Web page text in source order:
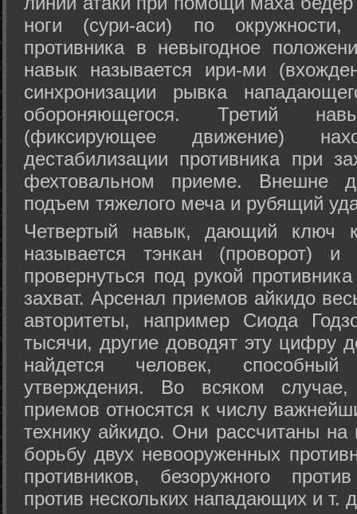
ноги (сури-аси) по
противника в невыгодное
навык называется ири-ми
синхронизации рывка
обороняющегося. Третий
(фиксирующее движение)
дестабилизации противника при
фехтовальном приеме. Внешне
подъем тяжелого меча и рубящий
Четвертый навык, дающий ключ
называется тэнкан (проворот)
провернуться под рукой
захват. Арсенал приемов айкидо
авторитеты, например Сиода
тысячи, другие доводят эту цифру
найдется человек,
утверждения. Во всяком
приемов относятся к числу
технику айкидо. Они рассчитаны
борьбу двух невооруженных
противников, безоружного
против нескольких нападающих и т.